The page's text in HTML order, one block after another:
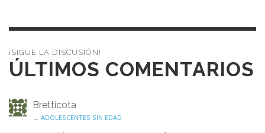
¡SIGUE LA DISCUSIÓN!
ÚLTIMOS COMENTARIOS
Bretticota
→ ADOLESCENTES SIN EDAD